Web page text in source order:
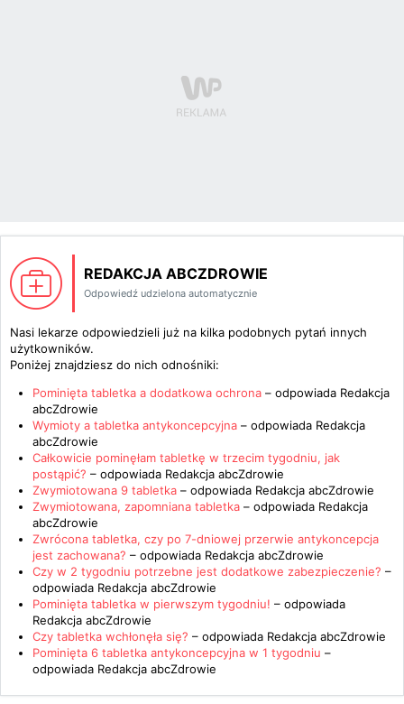
REDAKCJA ABCZDROWIE
Odpowiedź udzielona automatycznie
Nasi lekarze odpowiedzieli już na kilka podobnych pytań innych
użytkowników.
Poniżej znajdziesz do nich odnośniki:
Pominięta tabletka a dodatkowa ochrona – odpowiada Redakcja
abcZdrowie
Wymioty a tabletka antykoncepcyjna – odpowiada Redakcja
abcZdrowie
Całkowicie pominęłam tabletkę w trzecim tygodniu, jak
postąpić? – odpowiada Redakcja abcZdrowie
Zwymiotowana 9 tabletka – odpowiada Redakcja abcZdrowie
Zwymiotowana, zapomniana tabletka – odpowiada Redakcja
abcZdrowie
Zwrócona tabletka, czy po 7-dniowej przerwie antykoncepcja
jest zachowana? – odpowiada Redakcja abcZdrowie
Czy w 2 tygodniu potrzebne jest dodatkowe zabezpieczenie? –
odpowiada Redakcja abcZdrowie
Pominięta tabletka w pierwszym tygodniu! – odpowiada
Redakcja abcZdrowie
Czy tabletka wchłonęła się? – odpowiada Redakcja abcZdrowie
Pominięta 6 tabletka antykoncepcyjna w 1 tygodniu –
odpowiada Redakcja abcZdrowie